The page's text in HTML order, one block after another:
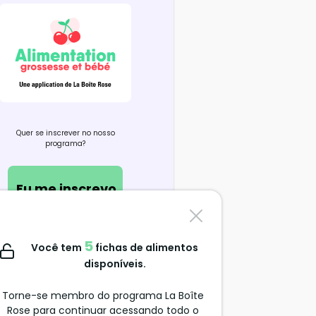
Quer se inscrever no nosso
programa?
Eu me inscrevo
Contate-nos
support@alimentation-
Você tem 5 fichas de alimentos
disponíveis.
Torne-se membro do programa La Boîte
Rose para continuar acessando todo o